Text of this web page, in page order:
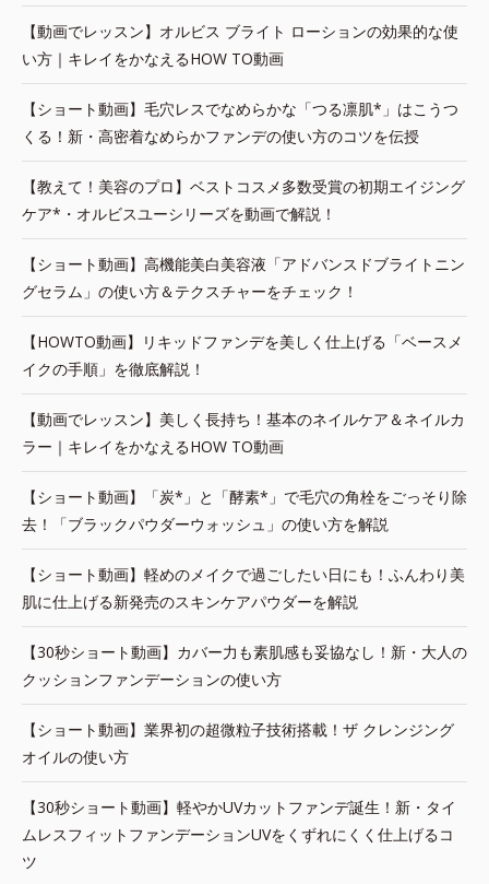
【動画でレッスン】オルビス ブライト ローションの効果的な使
い方｜キレイをかなえるHOW TO動画
【ショート動画】毛穴レスでなめらかな「つる凛肌*」はこうつ
くる！新・高密着なめらかファンデの使い方のコツを伝授
【教えて！美容のプロ】ベストコスメ多数受賞の初期エイジング
ケア*・オルビスユーシリーズを動画で解説！
【ショート動画】高機能美白美容液「アドバンスドブライトニン
グセラム」の使い方＆テクスチャーをチェック！
【HOWTO動画】リキッドファンデを美しく仕上げる「ベースメ
イクの手順」を徹底解説！
【動画でレッスン】美しく長持ち！基本のネイルケア＆ネイルカ
ラー｜キレイをかなえるHOW TO動画
【ショート動画】「炭*」と「酵素*」で毛穴の角栓をごっそり除
去！「ブラックパウダーウォッシュ」の使い方を解説
【ショート動画】軽めのメイクで過ごしたい日にも！ふんわり美
肌に仕上げる新発売のスキンケアパウダーを解説
【30秒ショート動画】カバー力も素肌感も妥協なし！新・大人の
クッションファンデーションの使い方
【ショート動画】業界初の超微粒子技術搭載！ザ クレンジング
オイルの使い方
【30秒ショート動画】軽やかUVカットファンデ誕生！新・タイ
ムレスフィットファンデーションUVをくずれにくく仕上げるコ
ツ